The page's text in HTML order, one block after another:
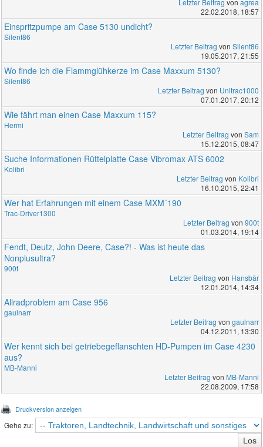
Letzter Beitrag von agrea
22.02.2018, 18:57
Einspritzpumpe am Case 5130 undicht?
Silent86
Letzter Beitrag von Silent86
19.05.2017, 21:55
Wo finde ich die Flammglühkerze im Case Maxxum 5130?
Silent86
Letzter Beitrag von Unitrac1000
07.01.2017, 20:12
Wie fährt man einen Case Maxxum 115?
Hermi
Letzter Beitrag von Sam
15.12.2015, 08:47
Suche Informationen Rüttelplatte Case Vibromax ATS 6002
Kolibri
Letzter Beitrag von Kolibri
16.10.2015, 22:41
Wer hat Erfahrungen mit einem Case MXM´190
Trac-Driver1300
Letzter Beitrag von 900t
01.03.2014, 19:14
Fendt, Deutz, John Deere, Case?! - Was ist heute das
Nonplusultra?
900t
Letzter Beitrag von Hansbär
12.01.2014, 14:34
Allradproblem am Case 956
gaulnarr
Letzter Beitrag von gaulnarr
04.12.2011, 13:30
Wer kennt sich bei getriebegeflanschten HD-Pumpen im Case 4230
aus?
MB-Manni
Letzter Beitrag von MB-Manni
22.08.2009, 17:58
Druckversion anzeigen
Gehe zu: